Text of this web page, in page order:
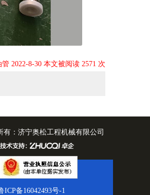
2022-8-30 本文被阅读 2571 次
济宁奥松工程机械有限公司
号-1